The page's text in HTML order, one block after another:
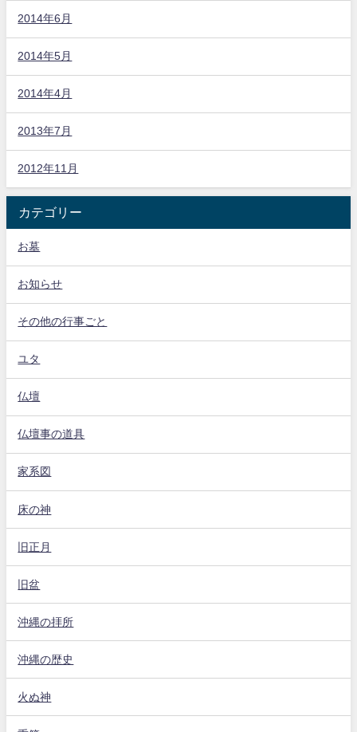
2014年6月
2014年5月
2014年4月
2013年7月
2012年11月
カテゴリー
お墓
お知らせ
その他の行事ごと
ユタ
仏壇
仏壇事の道具
家系図
床の神
旧正月
旧盆
沖縄の拝所
沖縄の歴史
火ぬ神